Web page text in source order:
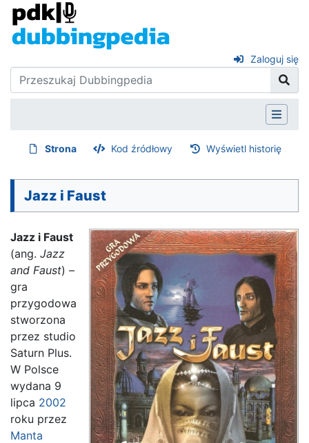
Zaloguj się
Strona Kod źródłowy Wyświetl historię
Jazz i Faust
Jazz i Faust
(ang. Jazz
and Faust) –
gra
przygodowa
stworzona
przez studio
Saturn Plus.
W Polsce
wydana 9
lipca 2002
roku przez
Manta